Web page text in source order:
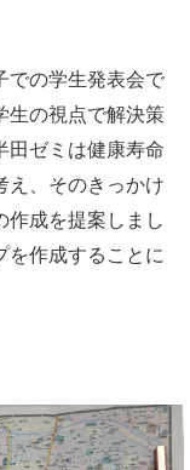
での学生発表会で
生の視点で解決策
田ゼミは健康寿命
え、そのきっかけ
作成を提案しまし
を作成することに